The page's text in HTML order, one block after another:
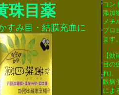
珠目薬
すみ目・結膜充血に
コン
添加
メチ
プロ
ます
【
目の
れ)、
眼病
によ